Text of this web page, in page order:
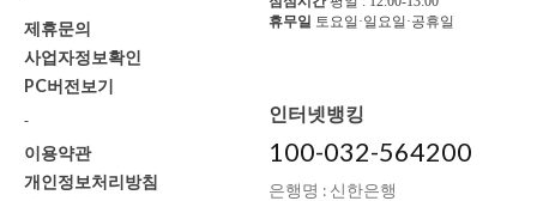
제휴문의
사업자정보확인
PC버전보기
-
이용약관
개인정보처리방침
휴무일 토요일·일요일·공휴일
인터넷뱅킹
100-032-564200
은행명 : 신한은행